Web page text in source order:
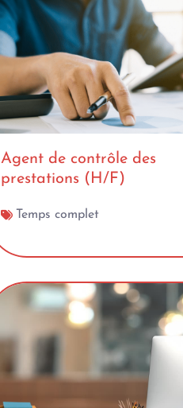
Agent de contrôle des
prestations (H/F)
Temps complet